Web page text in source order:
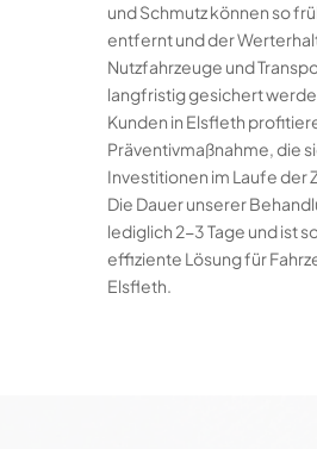
und Schmutz können so
entfernt und der
Nutzfahrzeuge und
langfristig gesichert
Kunden in Elsfleth
Präventivmaßnahme, die
Investitionen im Laufe der
Die Dauer unserer
lediglich 2-3 Tage und ist
effiziente Lösung für
Elsfleth.